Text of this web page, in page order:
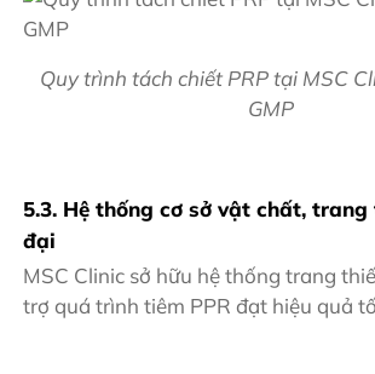
Quy trình tách chiết PRP tại MSC
GMP
5.3. Hệ thống cơ sở vật chất,
đại
MSC Clinic sở hữu hệ thống trang
trợ quá trình tiêm PPR đạt hiệu quả